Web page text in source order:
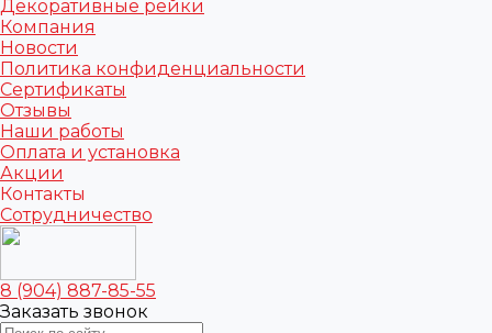
Декоративные рейки
Компания
Новости
Политика конфиденциальности
Сертификаты
Отзывы
Наши работы
Оплата и установка
Акции
Контакты
Сотрудничество
8 (904) 887-85-55
Заказать звонок